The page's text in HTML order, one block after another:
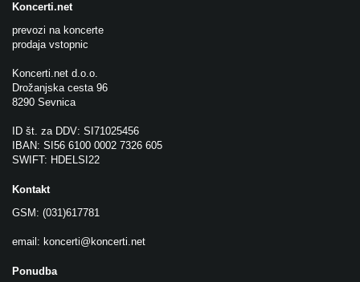
Koncerti.net
prevozi na koncerte
prodaja vstopnic
Koncerti.net d.o.o.
Drožanjska cesta 96
8290 Sevnica
ID št. za DDV: SI71025456
IBAN: SI56 6100 0002 7326 605
SWIFT: HDELSI22
Kontakt
GSM: (031)617781
email: koncerti@koncerti.net
Ponudba